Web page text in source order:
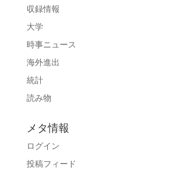
収録情報
大学
時事ニュース
海外進出
統計
読み物
メタ情報
ログイン
投稿フィード